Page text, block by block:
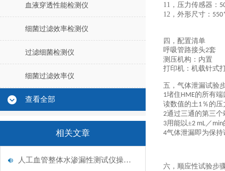
血液穿透性能检测仪
细菌过滤效率检测仪
过滤细菌检测仪
细菌过滤效率仪
查看全部
相关文章
人工血管整体水渗漏性测试仪操作中最容易出错的步骤
11， 压力传感器：
12， 外形尺寸：
四，配置清单
呼吸管路接头2套
测压机构：内置
打印机：机载针式
五，气体泄漏试验
1堵住HME的所有
读数值的土1％的
2通过三通的第三个
3用能以±2 mL／ min
4气体泄漏即为保
六，顺应性试验步